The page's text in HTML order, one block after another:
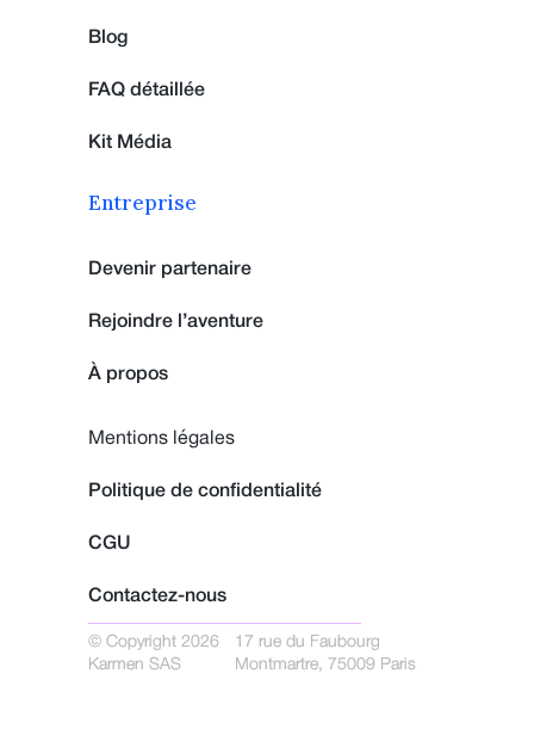
Blog
FAQ détaillée
Kit Média
Entreprise
Devenir partenaire
Rejoindre l’aventure
À propos
Mentions légales
Politique de confidentialité
CGU
Contactez-nous
© Copyright 2026
Karmen SAS
17 rue du Faubourg
Montmartre, 75009 Paris